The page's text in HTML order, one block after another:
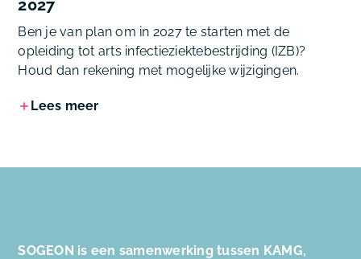
2027
Ben je van plan om in 2027 te starten met de
opleiding tot arts infectieziektebestrijding (IZB)?
Houd dan rekening met mogelijke wijzigingen.
Lees meer
SOGEON is een samenwerking tussen KAMG,